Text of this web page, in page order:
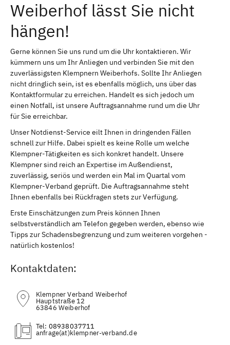
Weiberhof lässt Sie nicht
hängen!
Gerne können Sie uns rund um die Uhr kontaktieren. Wir
kümmern uns um Ihr Anliegen und verbinden Sie mit den
zuverlässigsten Klempnern Weiberhofs. Sollte Ihr Anliegen
nicht dringlich sein, ist es ebenfalls möglich, uns über das
Kontaktformular zu erreichen. Handelt es sich jedoch um
einen Notfall, ist unsere Auftragsannahme rund um die Uhr
für Sie erreichbar.
Unser Notdienst-Service eilt Ihnen in dringenden Fällen
schnell zur Hilfe. Dabei spielt es keine Rolle um welche
Klempner-Tätigkeiten es sich konkret handelt. Unsere
Klempner sind reich an Expertise im Außendienst,
zuverlässig, seriös und werden ein Mal im Quartal vom
Klempner-Verband geprüft. Die Auftragsannahme steht
Ihnen ebenfalls bei Rückfragen stets zur Verfügung.
Erste Einschätzungen zum Preis können Ihnen
selbstverständlich am Telefon gegeben werden, ebenso wie
Tipps zur Schadensbegrenzung und zum weiteren vorgehen -
natürlich kostenlos!
Kontaktdaten:
Klempner Verband Weiberhof
Hauptstraße 12
63846 Weiberhof
Tel: 08938037711
(at)